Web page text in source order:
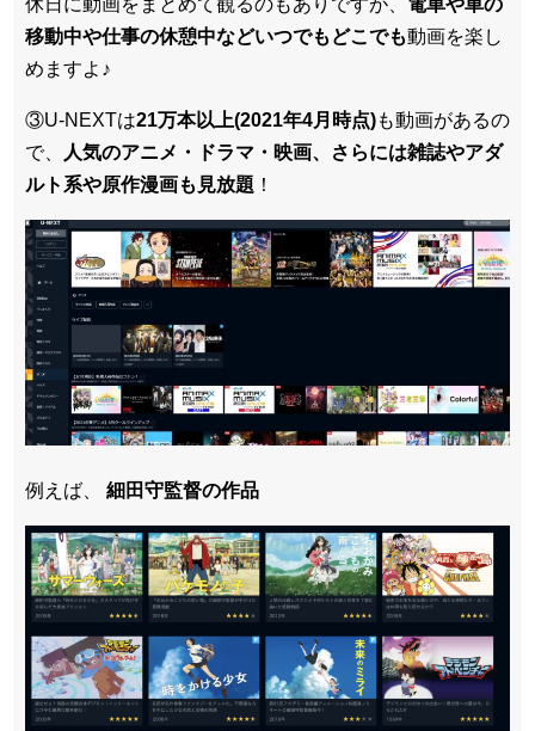
休日に動画をまとめて観るのもありですが、 電車や車の
移動中や仕事の休憩中などいつでもどこでも動画を楽し
めますよ♪
③U-NEXTは21万本以上(2021年4月時点)も動画があるの
で、
人気のアニメ・ドラマ・映画、さらには雑誌やアダ
ルト系や原作漫画も見放題 ！
例えば、 細田守監督の作品